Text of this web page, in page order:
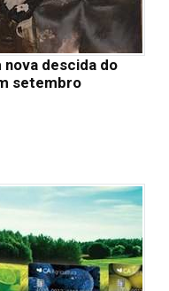
descida do
setembro